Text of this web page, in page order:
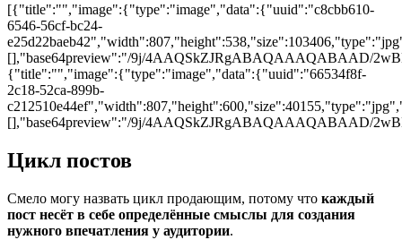
[{"title":"","image":{"type":"image","data":{"uuid":"c8cbb610-
6546-56cf-bc24-
[],"base64preview":"/9j/4AAQSkZJRgABAQAAAQABAAD/
{"title":"","image":{"type":"image","data":{"uuid":"66534f8f-
2c18-52ca-899b-
[],"base64preview":"/9j/4AAQSkZJRgABAQAAAQABAAD/
Цикл постов
Смело могу назвать цикл продающим, потому что каждый
пост несёт в себе определённые смыслы для создания
нужного впечатления у аудитории.